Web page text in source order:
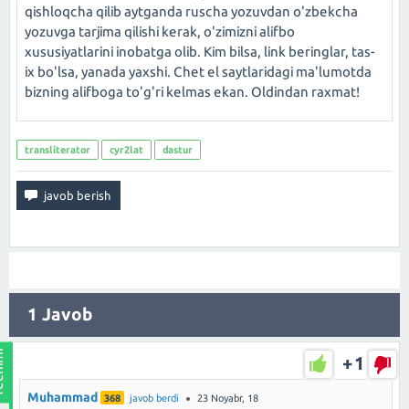
qishloqcha qilib aytganda ruscha yozuvdan o'zbekcha
yozuvga tarjima qilishi kerak, o'zimizni alifbo
xususiyatlarini inobatga olib. Kim bilsa, link beringlar, tas-
ix bo'lsa, yanada yaxshi. Chet el saytlaridagi ma'lumotda
bizning alifboga to'g'ri kelmas ekan. Oldindan raxmat!
transliterator cyr2lat dastur
1 Javob
+1
Muhammad 368 javob berdi 23 Noyabr, 18